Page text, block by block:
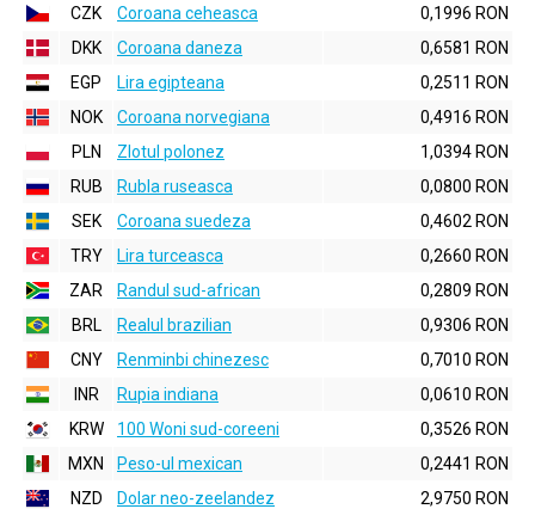
CZK
Coroana ceheasca
0,1996 RON
DKK
Coroana daneza
0,6581 RON
EGP
Lira egipteana
0,2511 RON
NOK
Coroana norvegiana
0,4916 RON
PLN
Zlotul polonez
1,0394 RON
RUB
Rubla ruseasca
0,0800 RON
SEK
Coroana suedeza
0,4602 RON
TRY
Lira turceasca
0,2660 RON
ZAR
Randul sud-african
0,2809 RON
BRL
Realul brazilian
0,9306 RON
CNY
Renminbi chinezesc
0,7010 RON
INR
Rupia indiana
0,0610 RON
KRW
100 Woni sud-coreeni
0,3526 RON
MXN
Peso-ul mexican
0,2441 RON
NZD
Dolar neo-zeelandez
2,9750 RON